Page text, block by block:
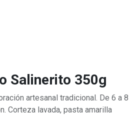
Salinerito 350g
artesanal tradicional. De 6 a 8
Corteza lavada, pasta amarilla